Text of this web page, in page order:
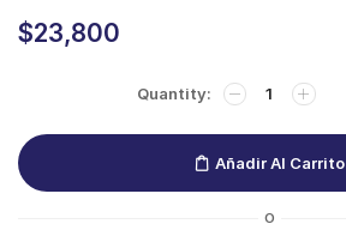
$23,800
Añadir Al Carrito
O